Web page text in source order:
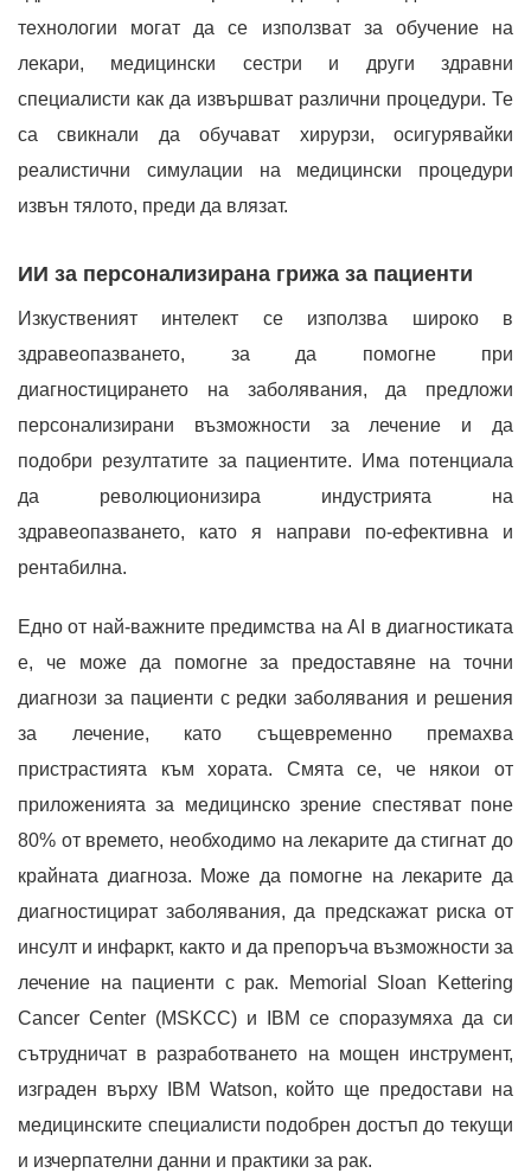
технологии могат да се използват за обучение на
лекари, медицински сестри и други здравни
специалисти как да извършват различни процедури. Те
са свикнали да обучават хирурзи, осигурявайки
реалистични симулации на медицински процедури
извън тялото, преди да влязат.
ИИ за персонализирана грижа за пациенти
Изкуственият интелект се използва широко в
здравеопазването, за да помогне при
диагностицирането на заболявания, да предложи
персонализирани възможности за лечение и да
подобри резултатите за пациентите. Има потенциала
да революционизира индустрията на
здравеопазването, като я направи по-ефективна и
рентабилна.
Едно от най-важните предимства на AI в диагностиката
е, че може да помогне за предоставяне на точни
диагнози за пациенти с редки заболявания и решения
за лечение, като същевременно премахва
пристрастията към хората. Смята се, че някои от
приложенията за медицинско зрение спестяват поне
80% от времето, необходимо на лекарите да стигнат до
крайната диагноза. Може да помогне на лекарите да
диагностицират заболявания, да предскажат риска от
инсулт и инфаркт, както и да препоръча възможности за
лечение на пациенти с рак. Memorial Sloan Kettering
Cancer Center (MSKCC) и IBM се споразумяха да си
сътрудничат в разработването на мощен инструмент,
изграден върху IBM Watson, който ще предостави на
медицинските специалисти подобрен достъп до текущи
и изчерпателни данни и практики за рак.